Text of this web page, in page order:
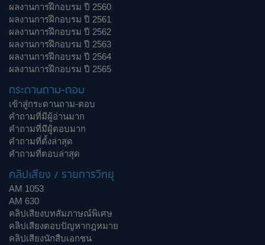
ผลงานการฝึกอบรม ปี 2560
ผลงานการฝึกอบรม ปี 2561
ผลงานการฝึกอบรม ปี 2562
ผลงานการฝึกอบรม ปี 2563
ผลงานการฝึกอบรม ปี 2564
ผลงานการฝึกอบรม ปี 2565
กระดานถาม-ตอบ
เข้าสู่กระดานถาม-ตอบ
คำถามที่มีผู้อ่านมาก
คำถามที่มีผู้ตอบมาก
คำถามที่ตั้งล่าสุด
คำถามที่ตอบล่าสุด
คลิปเสียง / รายการวิทยุ
AM 1053
AM 630
คลิปเสียงบทสัมภาษณ์พิเศษ
คลิปเสียงตอบปัญหากฎหมาย
คลิปเสียงนักสืบเอกชน